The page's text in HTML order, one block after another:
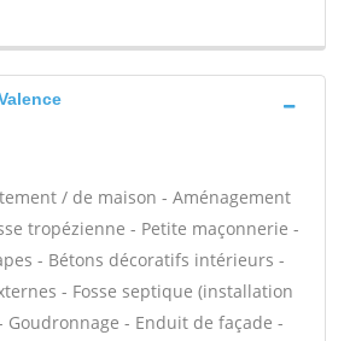
/ de maison - Aménagement
tropézienne - Petite maçonnerie -
- Bétons décoratifs intérieurs -
- Fosse septique (installation
Goudronnage - Enduit de façade -